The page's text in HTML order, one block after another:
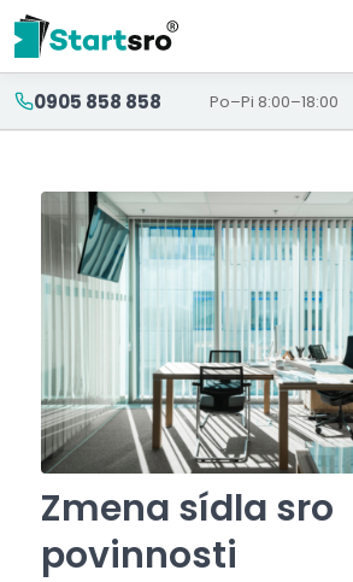
0905 858 858 Po–Pi 8:00–18:00
Zmena sídla sro
povinnosti